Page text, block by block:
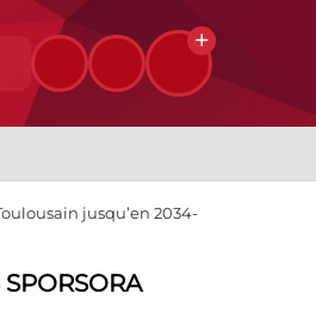
jusqu’en 2034-